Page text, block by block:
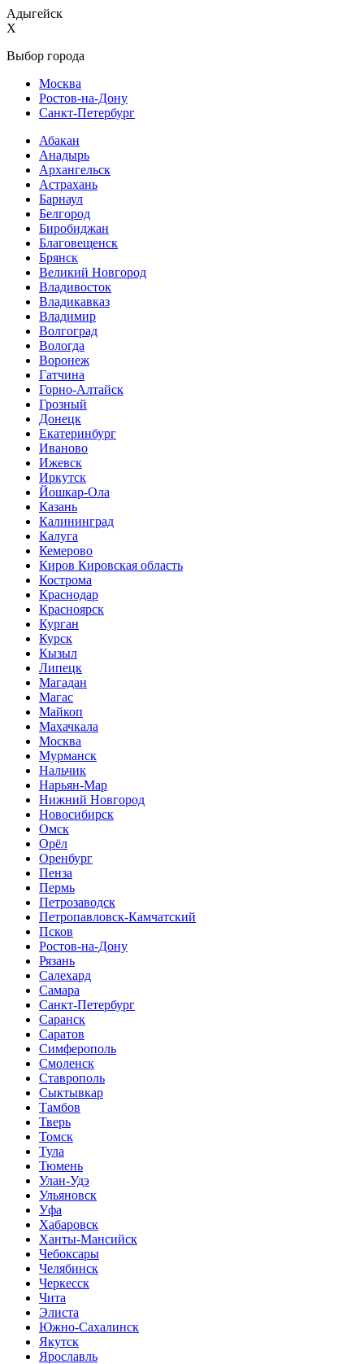
Адыгейск
X
Выбор города
Москва
Ростов-на-Дону
Санкт-Петербург
Абакан
Анадырь
Архангельск
Астрахань
Барнаул
Белгород
Биробиджан
Благовещенск
Брянск
Великий Новгород
Владивосток
Владикавказ
Владимир
Волгоград
Вологда
Воронеж
Гатчина
Горно-Алтайск
Грозный
Донецк
Екатеринбург
Иваново
Ижевск
Иркутск
Йошкар-Ола
Казань
Калининград
Калуга
Кемерово
Киров Кировская область
Кострома
Краснодар
Красноярск
Курган
Курск
Кызыл
Липецк
Магадан
Магас
Майкоп
Махачкала
Москва
Мурманск
Нальчик
Нарьян-Мар
Нижний Новгород
Новосибирск
Омск
Орёл
Оренбург
Пенза
Пермь
Петрозаводск
Петропавловск-Камчатский
Псков
Ростов-на-Дону
Рязань
Салехард
Самара
Санкт-Петербург
Саранск
Саратов
Симферополь
Смоленск
Ставрополь
Сыктывкар
Тамбов
Тверь
Томск
Тула
Тюмень
Улан-Удэ
Ульяновск
Уфа
Хабаровск
Ханты-Мансийск
Чебоксары
Челябинск
Черкесск
Чита
Элиста
Южно-Сахалинск
Якутск
Ярославль